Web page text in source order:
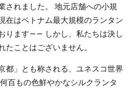
されました。 地元店舗への小規
在はベトナム最大規模のランタン
ります—— しかし、私たちは決し
ことはございません。
都」とも称される、ユネスコ世界
百もの色鮮やかなシルクランタ